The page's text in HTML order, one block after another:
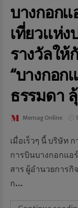
บางกอกแ
เที่ยวแห่
รางวัลใ
“บางกอก
ธรรมดา
Memag Online
เมื่อเร็วๆ นี้ บริษัท
การบินบางกอกแอ
สาร ผู้อำนวยการ
ก...